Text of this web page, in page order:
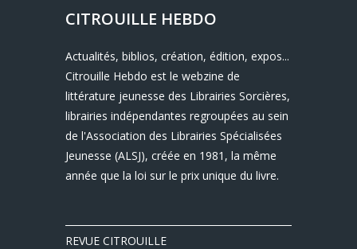
CITROUILLE HEBDO
Actualités, biblios, création, édition, expos...
Citrouille Hebdo est le webzine de
littérature jeunesse des Librairies Sorcières,
librairies indépendantes regroupées au sein
de l'Association des Librairies Spécialisées
Jeunesse (ALSJ), créée en 1981, la même
année que la loi sur le prix unique du livre.
REVUE CITROUILLE